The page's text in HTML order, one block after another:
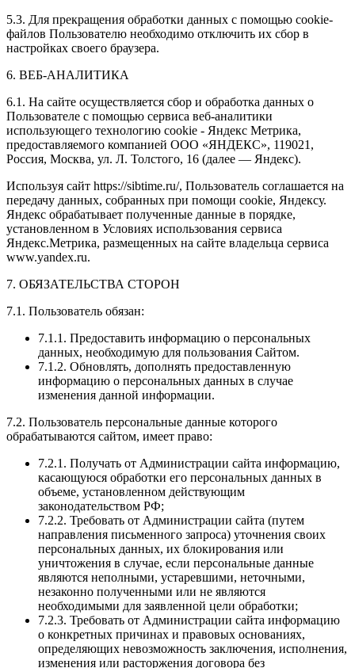
5.3. Для прекращения обработки данных с помощью cookie-
файлов Пользователю необходимо отключить их сбор в
настройках своего браузера.
6. ВЕБ-АНАЛИТИКА
6.1. На сайте осуществляется сбор и обработка данных о
Пользователе с помощью сервиса веб-аналитики
использующего технологию cookie - Яндекс Метрика,
предоставляемого компанией ООО «ЯНДЕКС», 119021,
Россия, Москва, ул. Л. Толстого, 16 (далее — Яндекс).
Используя сайт https://sibtime.ru/, Пользователь соглашается на
передачу данных, собранных при помощи cookie, Яндексу.
Яндекс обрабатывает полученные данные в порядке,
установленном в Условиях использования сервиса
Яндекс.Метрика, размещенных на сайте владельца сервиса
www.yandex.ru.
7. ОБЯЗАТЕЛЬСТВА СТОРОН
7.1. Пользователь обязан:
7.1.1. Предоставить информацию о персональных
данных, необходимую для пользования Сайтом.
7.1.2. Обновлять, дополнять предоставленную
информацию о персональных данных в случае
изменения данной информации.
7.2. Пользователь персональные данные которого
обрабатываются сайтом, имеет право:
7.2.1. Получать от Администрации сайта информацию,
касающуюся обработки его персональных данных в
объеме, установленном действующим
законодательством РФ;
7.2.2. Требовать от Администрации сайта (путем
направления письменного запроса) уточнения своих
персональных данных, их блокирования или
уничтожения в случае, если персональные данные
являются неполными, устаревшими, неточными,
незаконно полученными или не являются
необходимыми для заявленной цели обработки;
7.2.3. Требовать от Администрации сайта информацию
о конкретных причинах и правовых основаниях,
определяющих невозможность заключения, исполнения,
изменения или расторжения договора без